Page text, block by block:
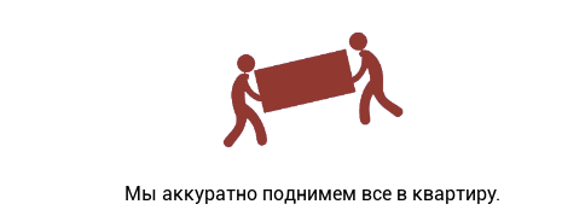
Мы аккуратно поднимем все в квартиру.